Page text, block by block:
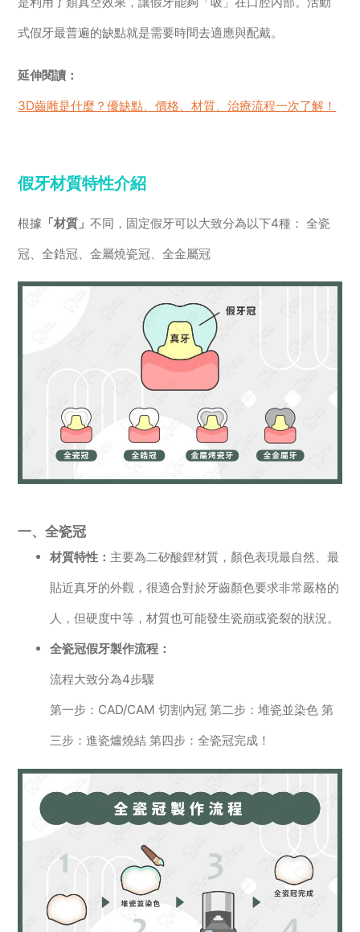
式假牙最普遍的缺點就是需要時間去適應與配戴。
延伸閱讀：
3D齒雕是什麼？優缺點、價格、材質、治療流程一次了解！
假牙材質特性介紹
根據 「材質」不同，固定假牙可以大致分為以下4種： 全瓷
冠、全鋯冠、金屬燒瓷冠、全金屬冠
一、全瓷冠
材質特性： 主要為二矽酸鋰材質，顏色表現最自然、最
貼近真牙的外觀，很適合對於牙齒顏色要求非常嚴格的
人，但硬度中等，材質也可能發生瓷崩或瓷裂的狀況。
全瓷冠假牙製作流程：
流程大致分為4步驟
第一步：CAD/CAM 切割內冠 第二步：堆瓷並染色 第
三步：進瓷爐燒結 第四步：全瓷冠完成！